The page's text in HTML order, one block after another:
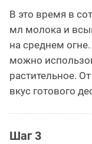
В это время в
мл молока и
на среднем
можно
растительное.
вкус готового
Шаг 3